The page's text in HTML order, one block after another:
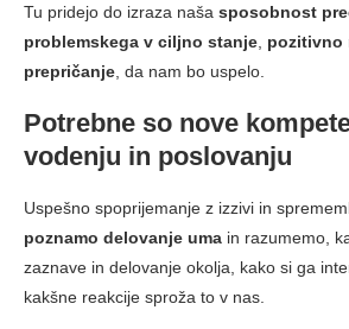
Tu pridejo do izraza naša sposobnost
problemskega v ciljno stanje pozitivno
prepričanje , da nam bo uspelo.
Potrebne so nove
vodenju in poslovanju
Uspešno spoprijemanje z izzivi in
poznamo delovanje uma in razumemo,
zaznave in delovanje okolja, kako si ga
kakšne reakcije sproža to v nas.